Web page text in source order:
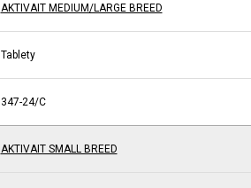
AKTIVAIT MEDIUM/LARGE BREED
Tablety
347-24/C
AKTIVAIT SMALL BREED